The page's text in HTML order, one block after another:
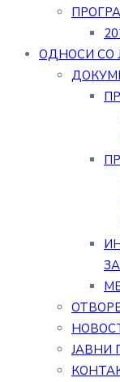
ОДНОСИ СО
ЈАВНИ